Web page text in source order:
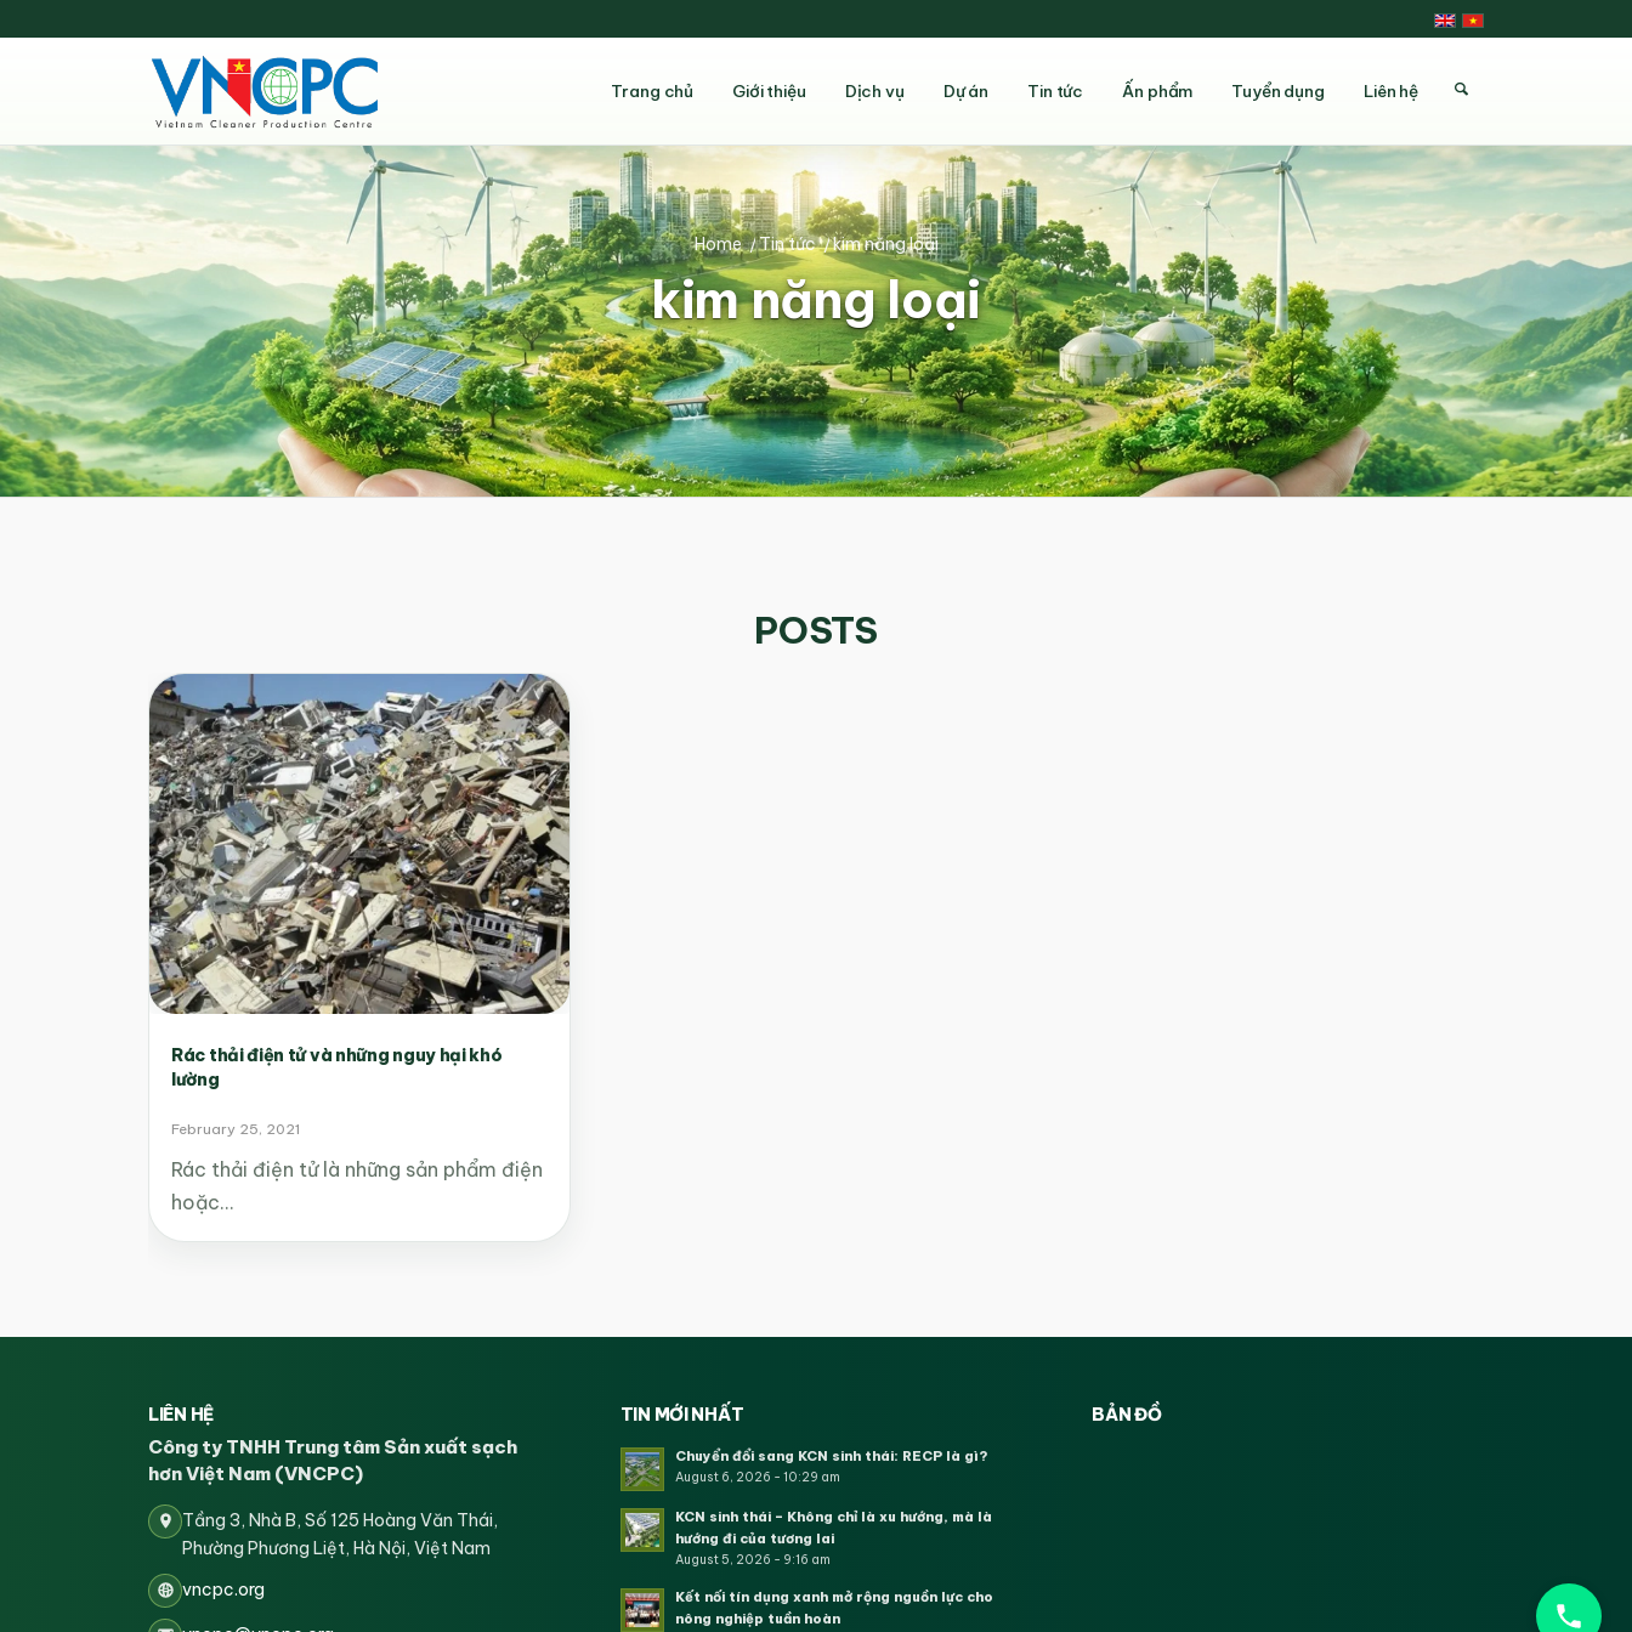
Trang chủ Giới thiệu Dịch vụ Dự án Tin tức Ấn phẩm Tuyển dụng Liên hệ
kim năng loại
Home /Tin tức /kim năng loại
POSTS
Rác thải điện tử và những nguy hại khó
lường
February 25, 2021
Rác thải điện tử là những sản phẩm điện
hoặc…
LIÊN HỆ
Công ty TNHH Trung tâm Sản xuất sạch
hơn Việt Nam (VNCPC)
Tầng 3, Nhà B, Số 125 Hoàng Văn Thái,
Phường Phương Liệt, Hà Nội, Việt Nam
vncpc.org
TIN MỚI NHẤT
Chuyển đổi sang KCN sinh thái: RECP là gì?
August 6, 2026 - 10:29 am
KCN sinh thái – Không chỉ là xu hướng, mà là
hướng đi của tương lai
August 5, 2026 - 9:16 am
Kết nối tín dụng xanh mở rộng nguồn lực cho
nông nghiệp tuần hoàn
BẢN ĐỒ